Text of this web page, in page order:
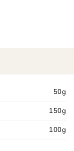
50g
150g
100g